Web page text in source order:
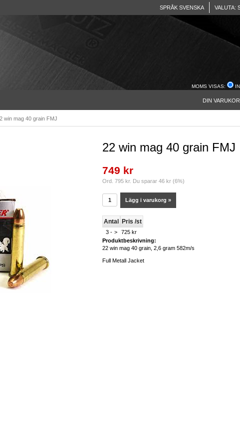
SPRÅK SVENSKA VALUTA:
MOMS VISAS:
DIN
win mag 40 grain FMJ
22 win mag 40 grain FMJ
749 kr
Ord. 795 kr. Du sparar 46 kr (6%)
Lägg i varukorg »
Antal Pris /st
3 - >
725 kr
Produktbeskrivning:
22 win mag 40 grain, 2,6 gram 582m/s
Full Metall Jacket